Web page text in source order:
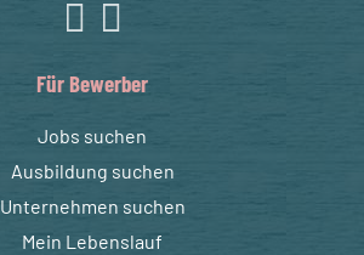
Für Bewerber
Jobs suchen
Ausbildung suchen
Unternehmen suchen
Mein Lebenslauf